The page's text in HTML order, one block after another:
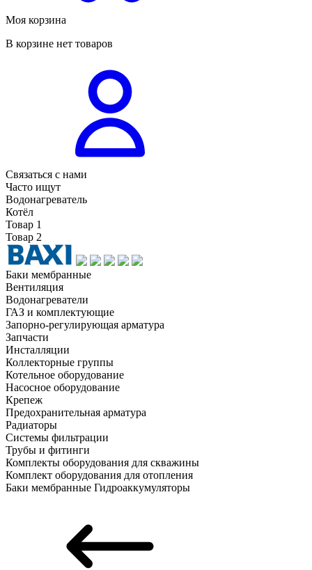
Моя корзина
В корзине нет товаров
Связаться с нами
Часто ищут
Водонагреватель
Котёл
Товар 1
Товар 2
Баки мембранные
Вентиляция
Водонагреватели
ГАЗ и комплектующие
Запорно-регулирующая арматура
Запчасти
Инсталляции
Коллекторные группы
Котельное оборудование
Насосное оборудование
Крепеж
Предохранительная арматура
Радиаторы
Системы фильтрации
Трубы и фитинги
Комплекты оборудования для скважины
Комплект оборудования для отопления
Баки мембранные Гидроаккумуляторы